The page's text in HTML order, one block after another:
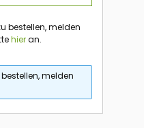
bestellen, melden
hieran.
melden